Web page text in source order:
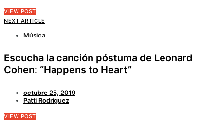
VIEW POST
NEXT ARTICLE
Música
Escucha la canción póstuma de Leonard
Cohen: “Happens to Heart”
octubre 25, 2019
Patti Rodríguez
VIEW POST